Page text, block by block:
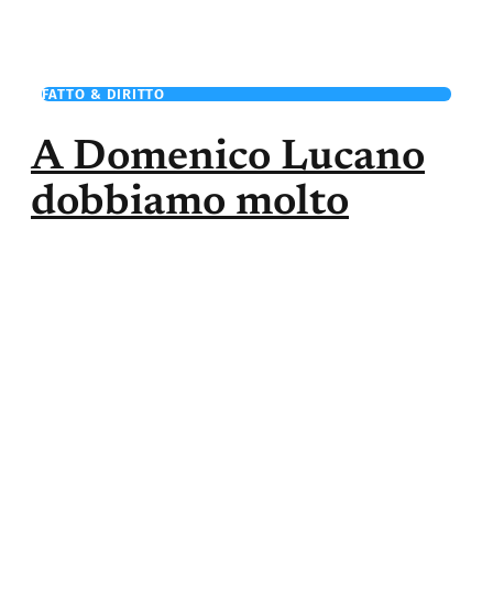
FATTO & DIRITTO
A Domenico Lucano
dobbiamo molto